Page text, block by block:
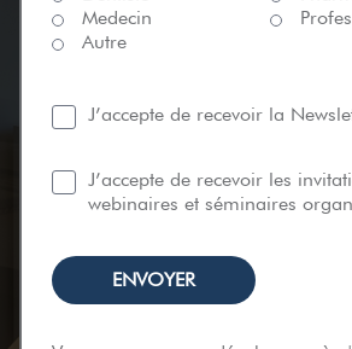
Medecin
Autre
J’accepte de recevoir la
J’accepte de recevoir les
webinaires et séminaires